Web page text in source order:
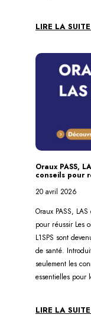
LIRE LA
Oraux PASS,
conseils pour
20 avril 2026
Oraux PASS,
pour réussir Les
L1SPS sont
de santé.
seulement les
essentielles pour
LIRE LA